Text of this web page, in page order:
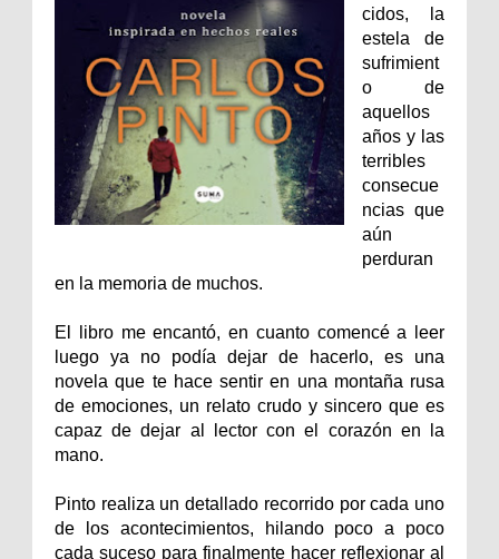
cidos, la
estela de
sufrimient
o de
aquellos
años y las
terribles
consecue
ncias que
aún
perduran
en la memoria de muchos.
El libro me encantó, en cuanto comencé a leer
luego ya no podía dejar de hacerlo, es una
novela que te hace sentir en una montaña rusa
de emociones, un relato crudo y sincero que es
capaz de dejar al lector con el corazón en la
mano.
Pinto realiza un detallado recorrido por cada uno
de los acontecimientos, hilando poco a poco
cada suceso para finalmente hacer reflexionar al